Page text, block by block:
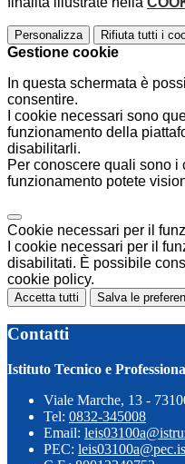
Personalizza Rifiuta tutti i
Gestione cookie
In questa schermata è
consentire.
I cookie necessari sono
funzionamento della
disabilitarli.
Per conoscere quali sono i
funzionamento potete
Cookie necessari per il
I cookie necessari per il
disabilitati. È possibile
cookie policy.
Accetta tutti Salva le
Contatti
Istituto Tecnico e
Viale Marche, 13 -
Tel: 0832-345008
Email:
PEC: